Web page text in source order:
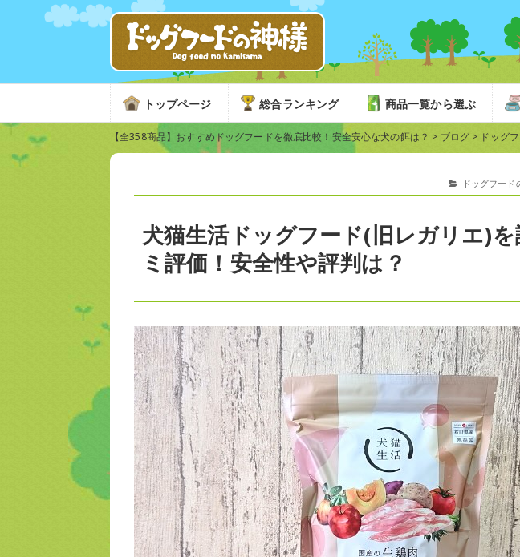
トップページ 総合ランキング 商品一覧から選ぶ
【全358商品】おすすめドッグフードを徹底比較！安全安心な犬の餌は？ > ブログ > ドッグ
ドッグフード
犬猫生活ドッグフード(旧レガリエ)を
ミ評価！安全性や評判は？